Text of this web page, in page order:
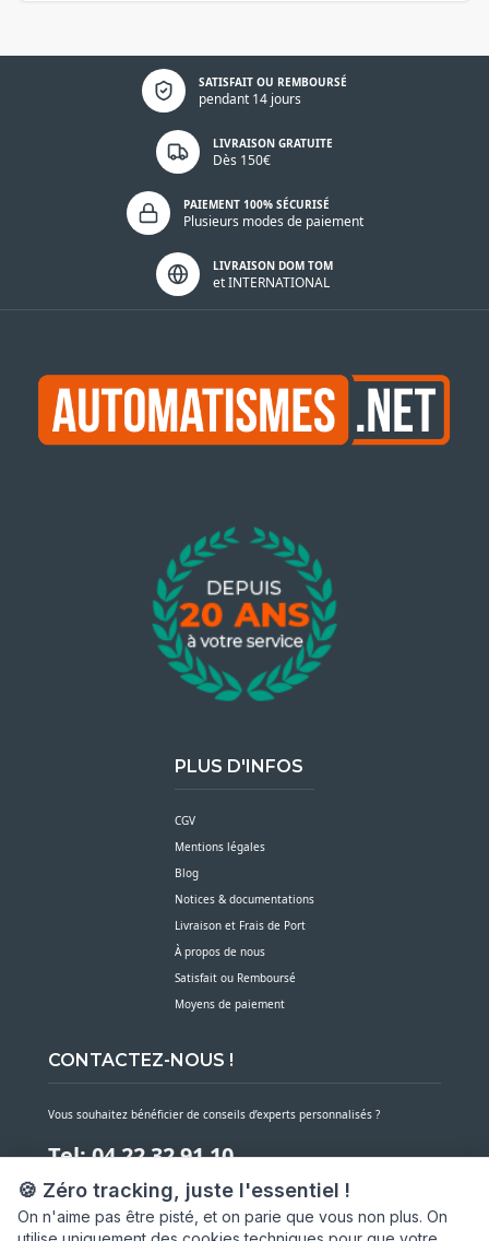
🍪 Zéro tracking, juste l'essentiel !
On n'aime pas être pisté, et on parie que vous non plus. On
SATISFAIT OU REMBOURSÉ
pendant 14 jours
Politique de confidentialité
LIVRAISON GRATUITE
Dès 150€
PAIEMENT 100% SÉCURISÉ
Plusieurs modes de paiement
LIVRAISON DOM TOM
et INTERNATIONAL
PLUS D'INFOS
CGV
Mentions légales
Blog
Notices & documentations
Livraison et Frais de Port
À propos de nous
Satisfait ou Remboursé
Moyens de paiement
CONTACTEZ-NOUS !
Vous souhaitez bénéficier de conseils d’experts personnalisés ?
Tel: 04 22 32 91 10
Notre service client est à votre écoute du lundi au vendredi de 7h30 à 16h